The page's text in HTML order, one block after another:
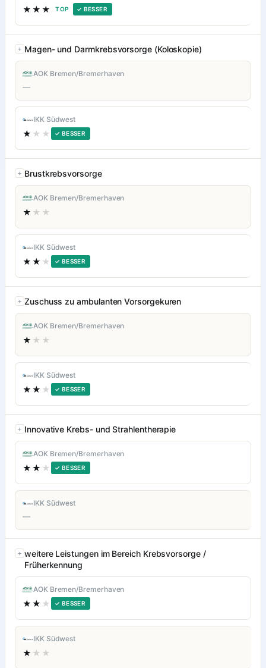
★★★ TOP ✓ BESSER
Magen- und Darmkrebsvorsorge (Koloskopie)
AOK Bremen/Bremerhaven
—
IKK Südwest
★ ★★ ✓ BESSER
Brustkrebsvorsorge
AOK Bremen/Bremerhaven
★ ★★
IKK Südwest
★★ ★ ✓ BESSER
Zuschuss zu ambulanten Vorsorgekuren
AOK Bremen/Bremerhaven
★ ★★
IKK Südwest
★★ ★ ✓ BESSER
Innovative Krebs- und Strahlentherapie
AOK Bremen/Bremerhaven
★★ ★ ✓ BESSER
IKK Südwest
—
weitere Leistungen im Bereich Krebsvorsorge /
Früherkennung
AOK Bremen/Bremerhaven
★★ ★ ✓ BESSER
IKK Südwest
★ ★★